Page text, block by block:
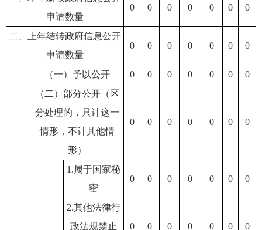
申请数量
0 0 0 0 0 0 0
二、上年结转政府信息公开
申请数量
0 0 0 0 0 0 0
（一）予以公开 0 0 0 0 0 0
0
（二）部分公开（区
分处理的，只计这一
情形，不计其他情
形）
0 0 0 0 0 0 0
1.属于国家秘
密
0 0 0 0 0 0 0
2.其他法律行
政法规禁止
0 0 0 0 0 0 0